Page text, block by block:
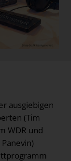
ausgiebigen
(Tim
WDR und